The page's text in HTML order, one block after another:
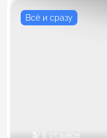
Всё и сразу
5/ 5 отзывов